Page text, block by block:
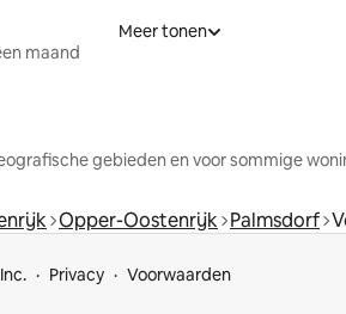
maand
Meer tonen
gebieden en voor sommige
Opper-Oostenrijk Palmsdorf
Privacy Voorwaarden